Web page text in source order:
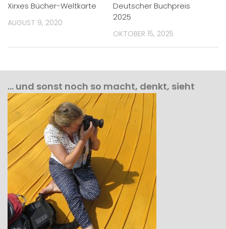
Xirxes Bücher-Weltkarte
AUGUST 9, 2020
Deutscher Buchpreis
2025
OKTOBER 15, 2025
… und sonst noch so macht, denkt, sieht